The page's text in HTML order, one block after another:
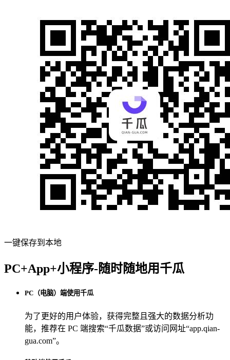
一键保存到本地
PC+App+小程序-随时随地用千瓜
PC（电脑）端使用千瓜
为了更好的用户体验，获得完整且强大的数据分析功
能，推荐在 PC 端搜索“千瓜数据”或访问网址“app.qian-
gua.com”。